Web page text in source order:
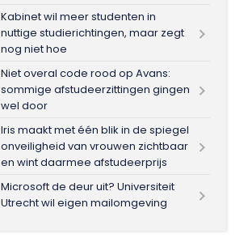
Kabinet wil meer studenten in
nuttige studierichtingen, maar zegt
nog niet hoe
Niet overal code rood op Avans:
sommige afstudeerzittingen gingen
wel door
Iris maakt met één blik in de spiegel
onveiligheid van vrouwen zichtbaar
en wint daarmee afstudeerprijs
Microsoft de deur uit? Universiteit
Utrecht wil eigen mailomgeving